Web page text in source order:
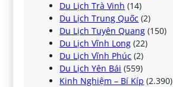
Du Lịch Trà Vinh (14)
Du Lịch Trung Quốc (2)
Du Lịch Tuyên Quang (150)
Du Lịch Vĩnh Long (22)
Du Lịch Vĩnh Phúc (2)
Du Lịch Yên Bái (559)
Kinh Nghiệm – Bí Kíp (2.390)